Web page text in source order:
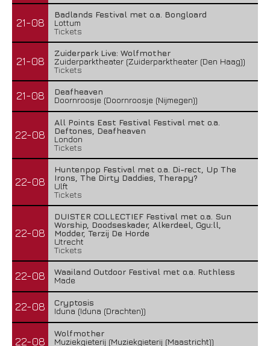
21-08
Badlands Festival met o.a. Bongloard
Lottum
Tickets
21-08
Zuiderpark Live: Wolfmother
Zuiderparktheater (Zuiderparktheater (Den Haag))
Tickets
21-08
Deafheaven
Doornroosje (Doornroosje (Nijmegen))
22-08
All Points East Festival Festival met o.a.
Deftones, Deafheaven
London
Tickets
22-08
Huntenpop Festival met o.a. Di-rect, Up The
Irons, The Dirty Daddies, Therapy?
Ulft
Tickets
22-08
DUISTER COLLECTIEF Festival met o.a. Sun
Worship, Doodseskader, Alkerdeel, Ggu:ll,
Modder, Terzij De Horde
Utrecht
Tickets
22-08
Waailand Outdoor Festival met o.a. Ruthless
Made
22-08
Cryptosis
Iduna (Iduna (Drachten))
22-08
Wolfmother
Muziekgieterij (Muziekgieterij (Maastricht))